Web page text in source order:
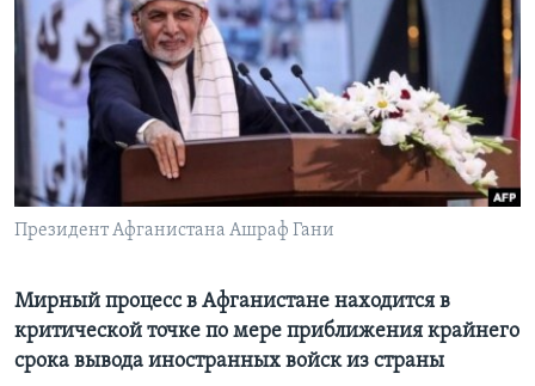
Learning English
СОЦИАЛЬНЫЕ СЕТИ
Президент Афганистана Ашраф Гани
Мирный процесс в Афганистане находится в
критической точке по мере приближения крайнего
срока вывода иностранных войск из страны